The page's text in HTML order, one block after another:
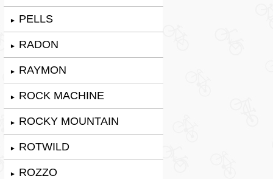
► PELLS
► RADON
► RAYMON
► ROCK MACHINE
► ROCKY MOUNTAIN
► ROTWILD
► ROZZO